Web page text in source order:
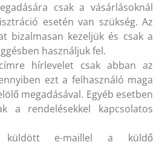
csak a vásárlásoknál
esetén van szükség. Az
bizalmasan kezeljük és csak a
használjuk fel.
hírlevelet csak abban az
ezt a felhasználó maga
megadásával. Egyéb esetben
a rendelésekkel kapcsolatos
küldött e-maillel a küldő